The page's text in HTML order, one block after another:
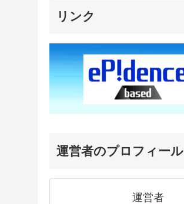
リンク
運営者のプロフィール
運営者